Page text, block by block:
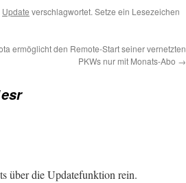
Update verschlagwortet. Setze ein Lesezeichen
ermöglicht den Remote-Start seiner vernetzten
PKWs nur mit Monats-Abo →
über die Updatefunktion rein.